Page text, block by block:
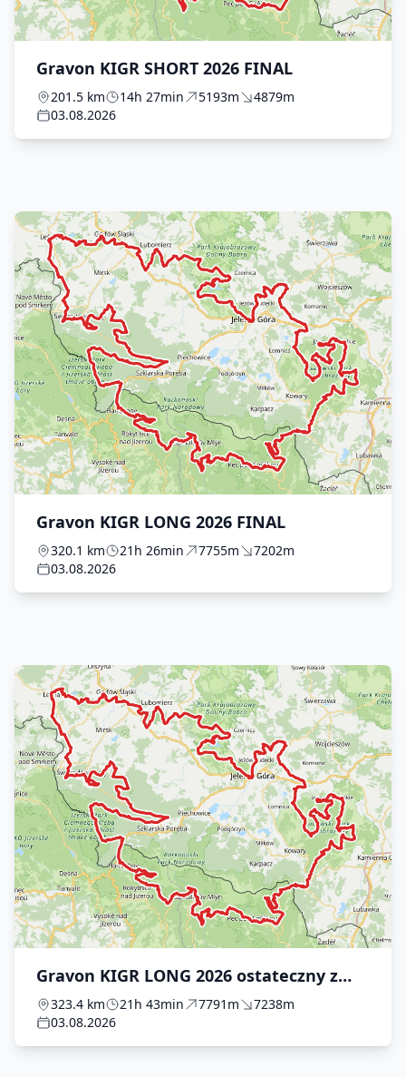
Gravon KIGR SHORT 2026 FINAL
201.5 km 14h 27min 5193m
4879m
03.08.2026
Gravon KIGR LONG 2026 FINAL
320.1 km 21h 26min 7755m
7202m
03.08.2026
Gravon KIGR LONG 2026 ostateczny z
Domkiem
323.4 km 21h 43min 7791m
7238m
03.08.2026